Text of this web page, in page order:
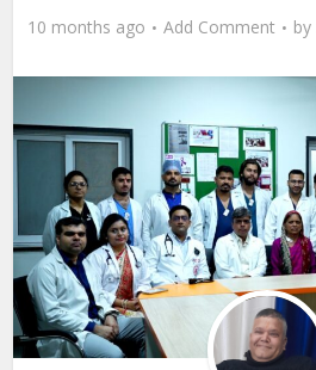
10 months ago Add Comment by